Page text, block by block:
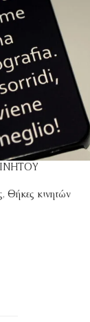
,Θήκες κινητών